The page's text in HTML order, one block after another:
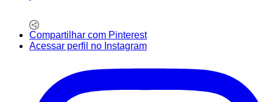
Compartilhar com Pinterest
Acessar perfil no Instagram